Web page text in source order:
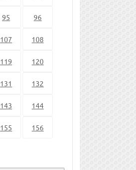
95 96
107 108
119 120
131 132
143 144
155 156